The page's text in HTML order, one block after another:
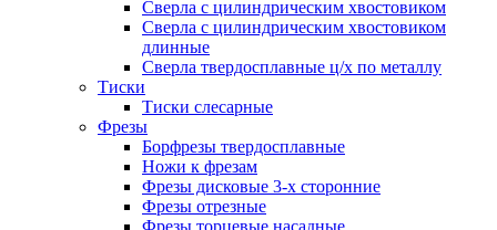
Сверла с цилиндрическим хвостовиком
Сверла с цилиндрическим хвостовиком
длинные
Сверла твердосплавные ц/х по металлу
Тиски
Тиски слесарные
Фрезы
Борфрезы твердосплавные
Ножи к фрезам
Фрезы дисковые 3-х сторонние
Фрезы отрезные
Фрезы торцевые насадные